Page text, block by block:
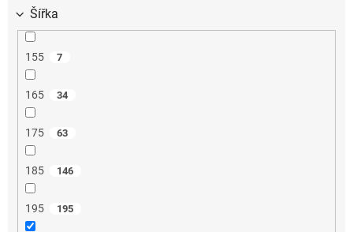
Šířka
155 7
165 34
175 63
185 146
195 195